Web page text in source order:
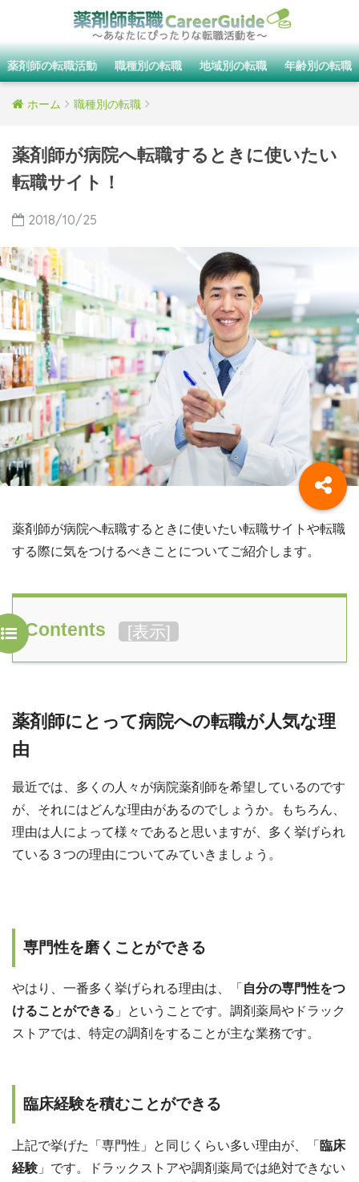
薬剤師の転職活動 職種別の転職 地域別の転職 年齢別の転職
ホーム 職種別の転職
薬剤師が病院へ転職するときに使いたい
転職サイト！
2018/10/25
薬剤師が病院へ転職するときに使いたい転職サイトや転職
する際に気をつけるべきことについてご紹介します。
Contents [表示]
薬剤師にとって病院への転職が人気な理
由
最近では、多くの人々が病院薬剤師を希望しているのです
が、それにはどんな理由があるのでしょうか。もちろん、
理由は人によって様々であると思いますが、多く挙げられ
ている３つの理由についてみていきましょう。
専門性を磨くことができる
やはり、一番多く挙げられる理由は、「 自分の専門性をつ
けることができる 」ということです。調剤薬局やドラック
ストアでは、特定の調剤をすることが主な業務です。
臨床経験を積むことができる
上記で挙げた「専門性」と同じくらい多い理由が、「 臨床
経験 」です。ドラックストアや調剤薬局では絶対できない